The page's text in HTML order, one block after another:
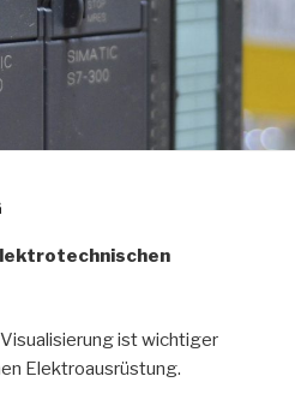
ist wichtiger
Elektroausrüstung.